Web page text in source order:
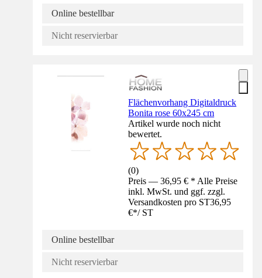
Online bestellbar
Nicht reservierbar
Flächenvorhang Digitaldruck
Bonita rose 60x245 cm
Artikel wurde noch nicht
bewertet.
(0)
Preis — 36,95 € * Alle Preise
inkl. MwSt. und ggf. zzgl.
Versandkosten pro ST36,95
€*/ ST
Online bestellbar
Nicht reservierbar